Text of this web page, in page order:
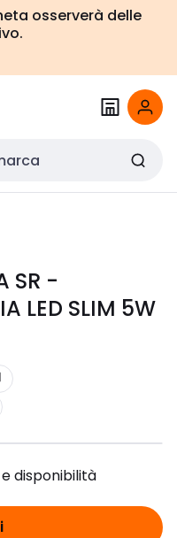
osserverà delle
SR -
LED SLIM 5W
disponibilità